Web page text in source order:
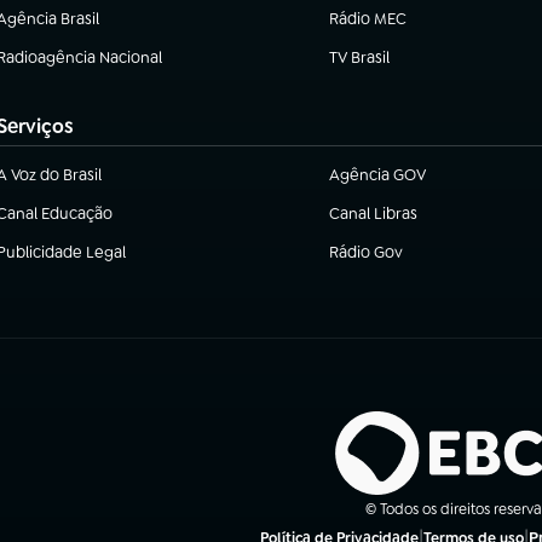
Brasil
em nova aba) Rádio MEC
(abre em nova aba)
Nacional
em nova aba) TV Brasil
(abre em nova aba)
Voz do Brasil
em nova aba) Agência GOV
(abre em nova aba)
Educação
em nova aba) Canal Libras
(abre em nova aba)
Legal
em nova aba) Rádio Gov
(abre em nova aba)
© Todos os direitos